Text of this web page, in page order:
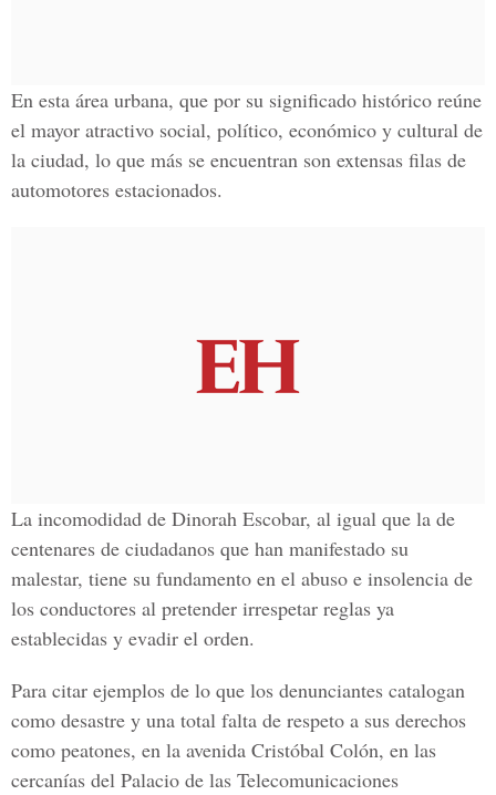
En esta área urbana, que por su significado histórico reúne
el mayor atractivo social, político, económico y cultural de
la ciudad, lo que más se encuentran son extensas filas de
automotores estacionados.
La incomodidad de Dinorah Escobar, al igual que la de
centenares de ciudadanos que han manifestado su
malestar, tiene su fundamento en el abuso e insolencia de
los conductores al pretender irrespetar reglas ya
establecidas y evadir el orden.
Para citar ejemplos de lo que los denunciantes catalogan
como desastre y una total falta de respeto a sus derechos
como peatones, en la avenida Cristóbal Colón, en las
cercanías del Palacio de las Telecomunicaciones